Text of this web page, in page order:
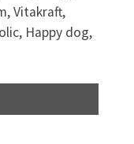
Vitakraft,
Happy dog,